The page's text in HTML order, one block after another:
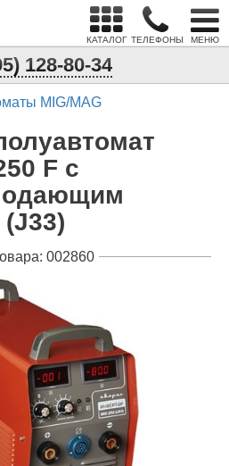
КАТАЛОГ ТЕЛЕФОНЫ МЕНЮ
128-80-34
MIG/MAG
F с
002860